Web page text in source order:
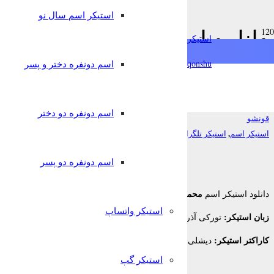
استیکرساز
qonshu@
استیکر اسم سال نو
اسم دونفره دختر و پسر
اسم دونفره دو دختر
اسم دونفره دو پسر
استیکر واتساپ
استیکر گپ
دانلود استیکر اسم
برای تلگرام
قونشو
استیکر اسم, استیکر تلگرام
دانلود استیکر اسم محمدرضا
زبان استیکر: تورکی آذربایجانی
کاراکتر استیکر: دیشلی